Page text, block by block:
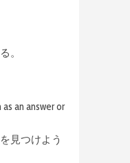
。
an answer or
見つけよう